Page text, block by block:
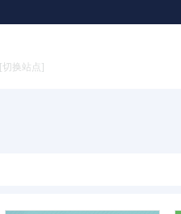
[切换站点]